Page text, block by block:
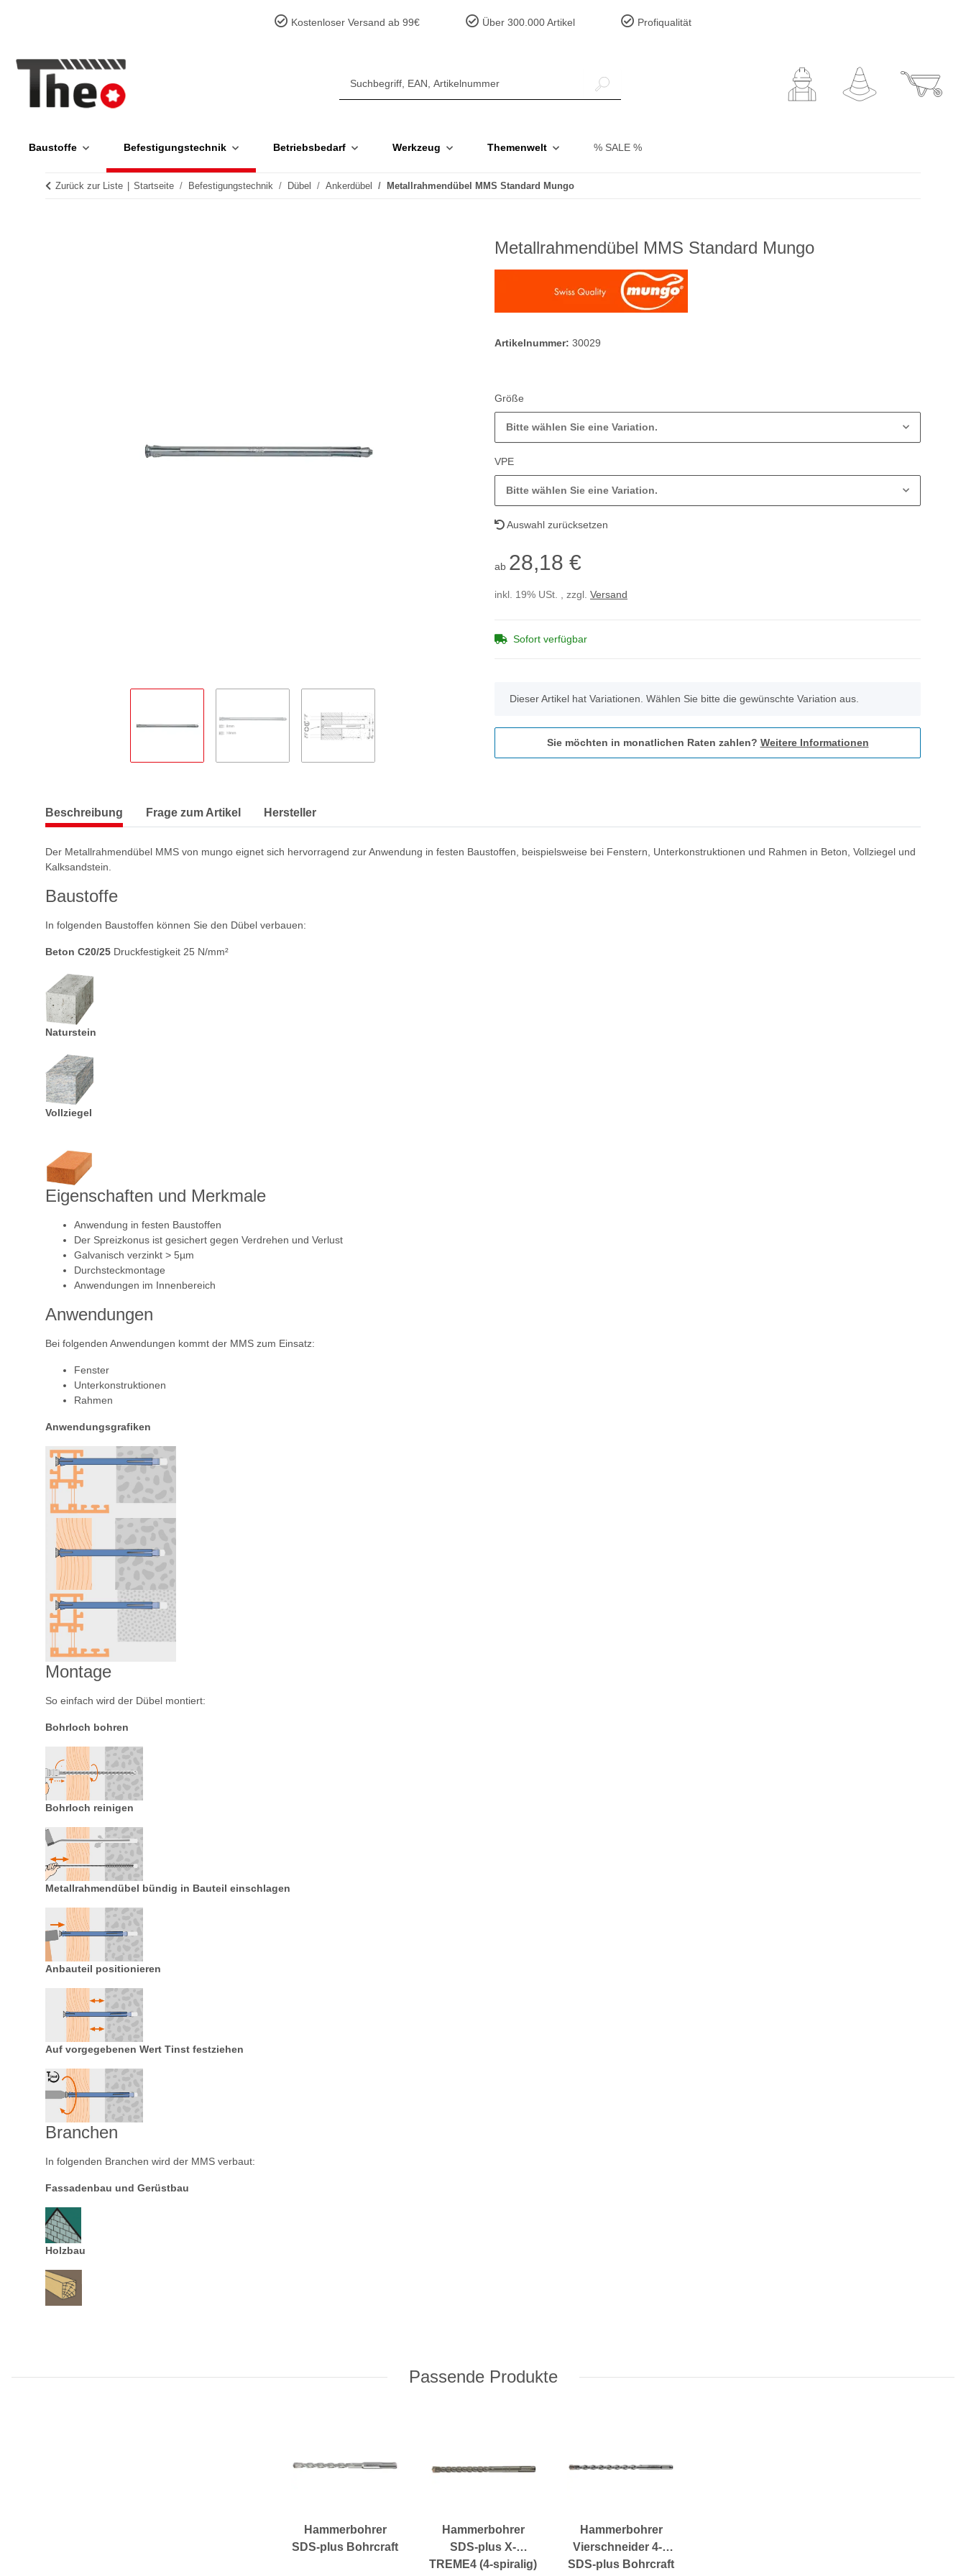
Kostenloser Versand ab 99€ Über 300.000 Artikel Profiqualität
Baustoffe Befestigungstechnik Betriebsbedarf Werkzeug Themenwelt % SALE %
Zurück zur Liste Startseite Befestigungstechnik Dübel Ankerdübel Metallrahmendübel MMS Standard Mungo
Metallrahmendübel MMS Standard Mungo
Artikelnummer: 30029
Größe
Bitte wählen Sie eine Variation.
VPE
Bitte wählen Sie eine Variation.
Auswahl zurücksetzen
ab 28,18 €
inkl. 19% USt. , zzgl. Versand
Sofort verfügbar
x
Dieser Artikel hat Variationen. Wählen Sie bitte die gewünschte Variation aus.
Sie möchten in monatlichen Raten zahlen? Weitere Informationen
Beschreibung Frage zum Artikel Hersteller
Der Metallrahmendübel MMS von mungo eignet sich hervorragend zur Anwendung in festen Baustoffen, beispielsweise bei Fenstern, Unterkonstruktionen und Rahmen in Beton, Vollziegel und
Kalksandstein.
Baustoffe
In folgenden Baustoffen können Sie den Dübel verbauen:
Beton C20/25 Druckfestigkeit 25 N/mm²
Naturstein
Vollziegel
Eigenschaften und Merkmale
Anwendung in festen Baustoffen
Der Spreizkonus ist gesichert gegen Verdrehen und Verlust
Galvanisch verzinkt > 5µm
Durchsteckmontage
Anwendungen im Innenbereich
Anwendungen
Bei folgenden Anwendungen kommt der MMS zum Einsatz:
Fenster
Unterkonstruktionen
Rahmen
Anwendungsgrafiken
Montage
So einfach wird der Dübel montiert:
Bohrloch bohren
Bohrloch reinigen
Metallrahmendübel bündig in Bauteil einschlagen
Anbauteil positionieren
Auf vorgegebenen Wert Tinst festziehen
Branchen
In folgenden Branchen wird der MMS verbaut:
Fassadenbau und Gerüstbau
Holzbau
Passende Produkte
Hammerbohrer
SDS-plus Bohrcraft
Hammerbohrer
SDS-plus X-
TREME4 (4-spiralig)
Hammerbohrer
Vierschneider 4-X
SDS-plus Bohrcraft